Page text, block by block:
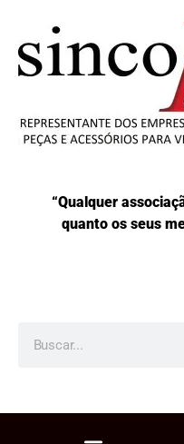
“Qualquer
quanto os seus